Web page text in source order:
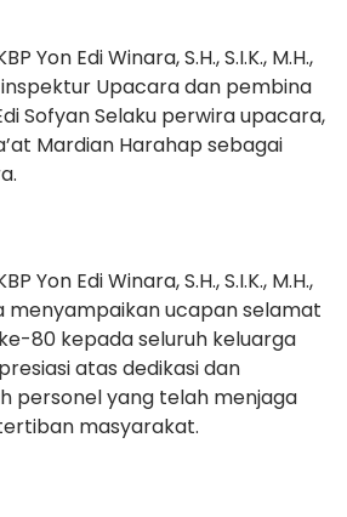
Yon Edi Winara, S.H., S.I.K., M.H.,
Upacara dan pembina
Sofyan Selaku perwira upacara,
Mardian Harahap sebagai
Yon Edi Winara, S.H., S.I.K., M.H.,
menyampaikan ucapan selamat
80 kepada seluruh keluarga
atas dedikasi dan
personel yang telah menjaga
masyarakat.